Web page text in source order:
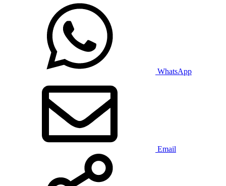
WhatsApp
Email